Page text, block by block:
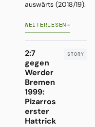
auswärts (2018/19).
WEITERLESEN→
2:7
gegen
Werder
Bremen
1999:
Pizarros
erster
Hattrick